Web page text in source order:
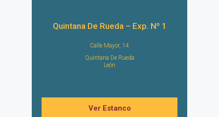
Quintana De Rueda – Exp. Nº 1
Calle Mayor, 14
Quintana De Rueda
León
Ver Estanco